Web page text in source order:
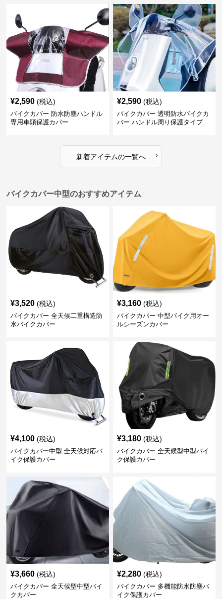
¥2,590 (税込)
バイクカバー 防水防塵ハンドル
専用車頭保護カバー
¥2,590 (税込)
バイクカバー 透明防水バイクカ
バー ハンドル周り保護タイプ
新着アイテムの一覧へ ›
バイクカバー中型のおすすめアイテム
¥3,520 (税込)
バイクカバー 全天候二重構造防
水バイクカバー
¥3,160 (税込)
バイクカバー 中型バイク用オー
ルシーズンカバー
¥4,100 (税込)
バイクカバー中型 全天候対応バ
イク保護カバー
¥3,180 (税込)
バイクカバー 全天候型中型バイ
ク保護カバー
¥3,660 (税込)
バイクカバー 全天候型中型バイ
クカバー
¥2,280 (税込)
バイクカバー 多機能防水防塵バ
イク保護カバー